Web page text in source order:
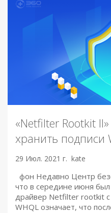
«Netfilter Rootkit
хранить подписи
29 Июл. 2021 г. kate
фон Недавно Центр
что в середине июня
драйвер Netfilter rootkit
WHQL означает, что